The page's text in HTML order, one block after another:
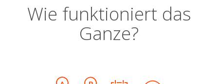
Wie funktioniert das
Ganze?